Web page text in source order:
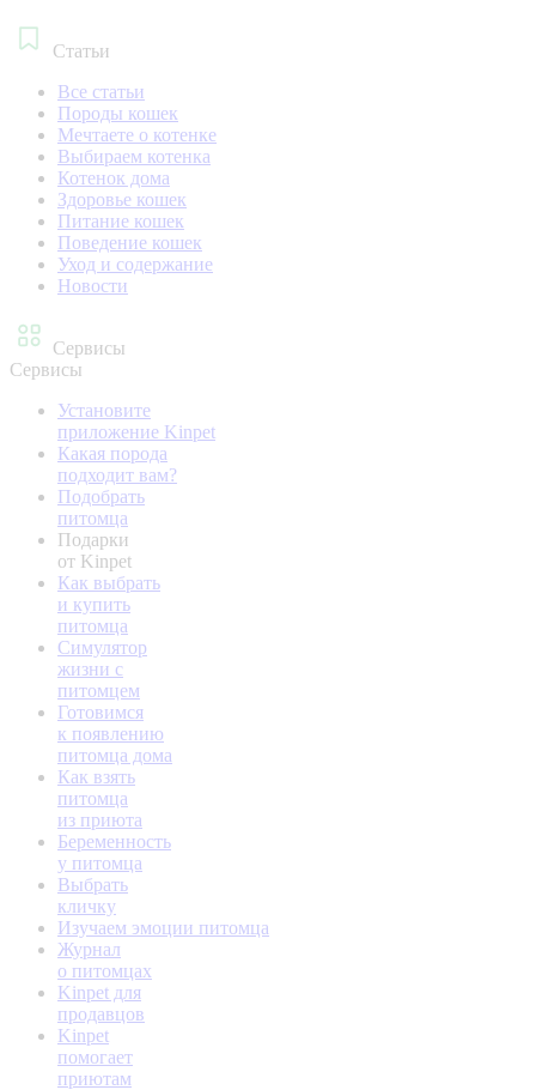
Статьи
Все статьи
Породы кошек
Мечтаете о котенке
Выбираем котенка
Котенок дома
Здоровье кошек
Питание кошек
Поведение кошек
Уход и содержание
Новости
Сервисы
Сервисы
Установите
приложение Kinpet
Какая порода
подходит вам?
Подобрать
питомца
Подарки
от Kinpet
Как выбрать
и купить
питомца
Симулятор
жизни с
питомцем
Готовимся
к появлению
питомца дома
Как взять
питомца
из приюта
Беременность
у питомца
Выбрать
кличку
Изучаем эмоции питомца
Журнал
о питомцах
Kinpet для
продавцов
Kinpet
помогает
приютам